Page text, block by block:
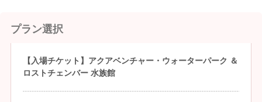
プラン選択
【入場チケット】アクアベンチャー・ウォーターパーク ＆
ロストチェンバー 水族館